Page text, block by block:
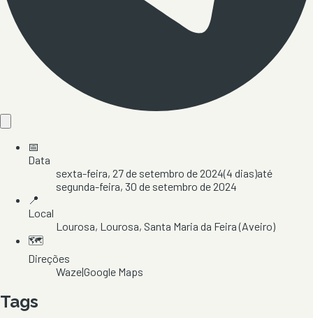
📅
Data
sexta-feira, 27 de setembro de 2024(4 dias)até
segunda-feira, 30 de setembro de 2024
📍
Local
Lourosa, Lourosa, Santa Maria da Feira(Aveiro)
🗺️
Direções
Waze|Google Maps
Tags